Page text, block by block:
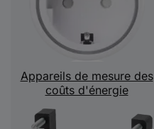
Appareils de mesure des
coûts d'énergie